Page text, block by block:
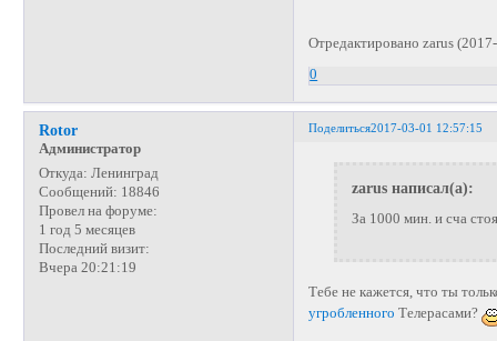
Отредактировано zarus
0
Поделиться2017-03-01 12:57:15
Rotor
Администратор
Откуда: Ленинград
Сообщений: 18846
Провел на форуме:
1 год 5 месяцев
Последний визит:
Вчера 20:21:19
zarus написал(а):
За 1000 мин. и сча
Тебе не кажется, что ты
угробленного Телерасами?